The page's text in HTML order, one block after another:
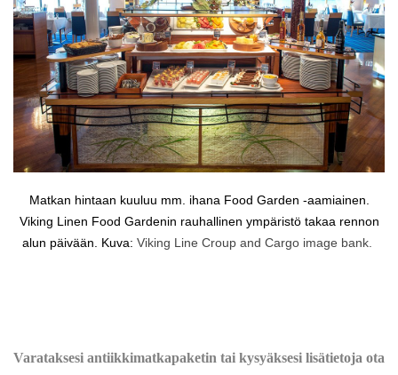
Matkan hintaan kuuluu mm. ihana Food Garden -aamiainen.
Viking Linen Food Gardenin rauhallinen ympäristö takaa rennon
alun päivään. Kuva: Viking Line Croup and Cargo image bank.
Varataksesi antiikkimatkapaketin tai kysyäksesi lisätietoja ota